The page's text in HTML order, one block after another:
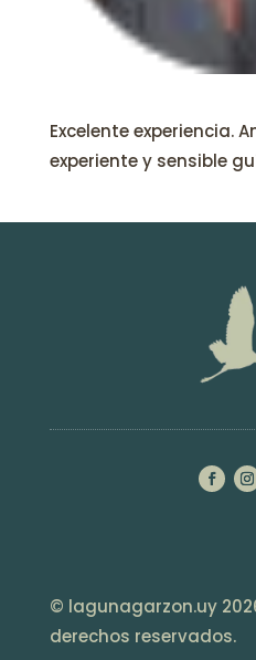
Excelente experiencia.
experiente y sensible
© lagunagarzon.uy
derechos reservados.